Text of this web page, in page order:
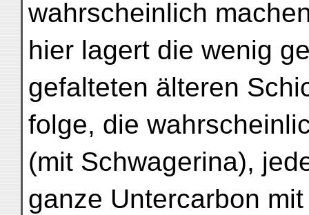
wahrscheinlich
hier lagert die wenig
gefalteten älteren
folge, die
(mit Schwagerina),
ganze Untercarbon